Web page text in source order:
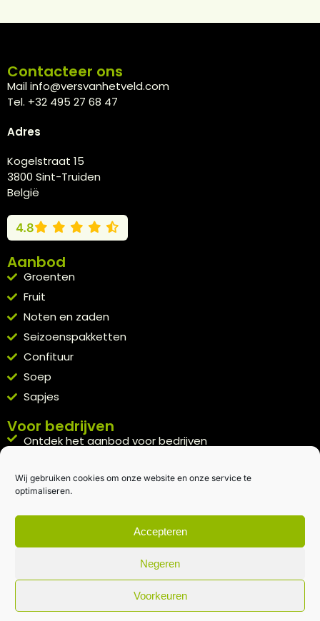
Wij gebruiken cookies om onze website en onze service te
optimaliseren.
Accepteren
Negeren
Voorkeuren
Contacteer ons
Mail info@versvanhetveld.com
Tel. +32 495 27 68 47
Adres
Kogelstraat 15
3800 Sint-Truiden
België
4.8
Aanbod
Groenten
Fruit
Noten en zaden
Seizoenspakketten
Confituur
Soep
Sapjes
Voor bedrijven
Ontdek het aanbod voor bedrijven
Kennismakingspakket aanvragen
Blijft op de hoogte
Rechtstreeks van het veld naar je inbox.
Inschrijven nieuwsbrief
Algemene voorwaarden|Privacybeleid| gemaakt met door